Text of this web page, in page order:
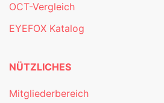
OCT-Vergleich
EYEFOX Katalog
NÜTZLICHES
Mitgliederbereich